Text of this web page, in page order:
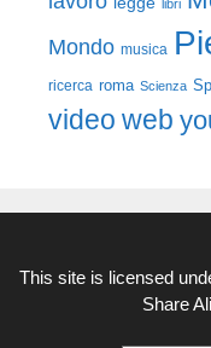
libri
Mondo musica
ricerca roma Scienza
video web
This site is licensed
Share